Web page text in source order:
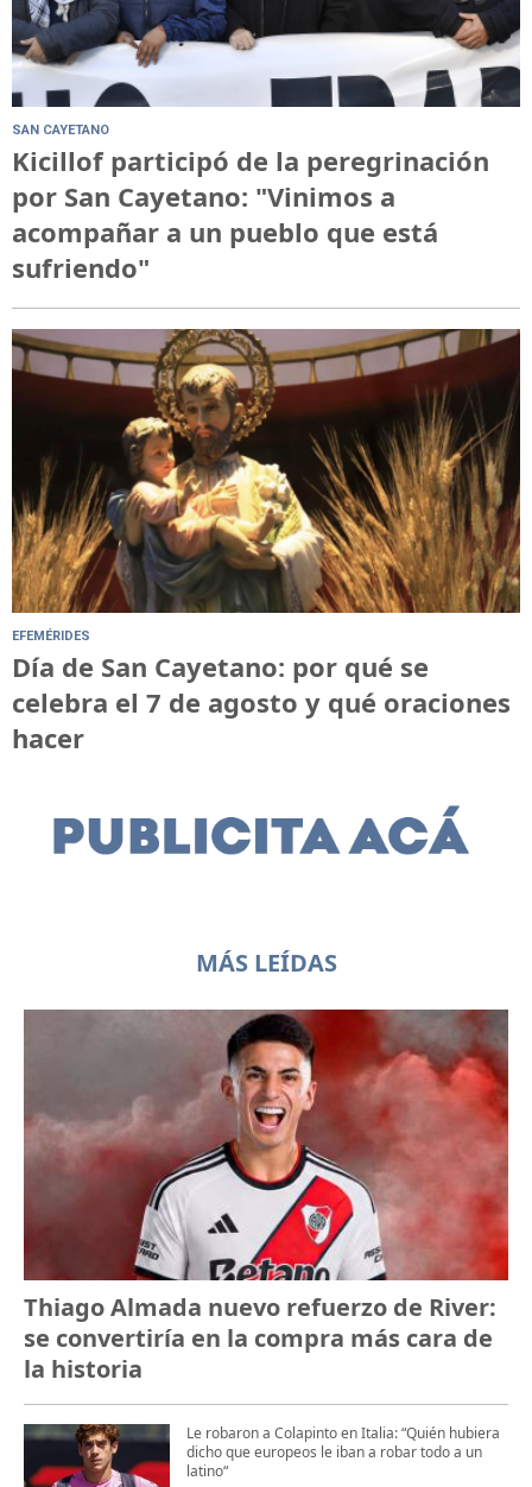
SAN CAYETANO
Kicillof participó de la peregrinación
por San Cayetano: "Vinimos a
acompañar a un pueblo que está
sufriendo"
EFEMÉRIDES
Día de San Cayetano: por qué se
celebra el 7 de agosto y qué oraciones
hacer
MÁS LEÍDAS
Thiago Almada nuevo refuerzo de River:
se convertiría en la compra más cara de
la historia
Le robaron a Colapinto en Italia: “Quién hubiera
dicho que europeos le iban a robar todo a un
latino“